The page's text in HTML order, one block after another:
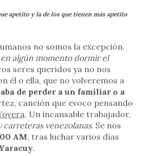
apetito y la de los que tienen más apetito
no somos la excepción.
algún momento dormir el
seres queridos ya no nos
él o ella, que no volveremos a
de perder a un familiar o a
canción que evoco pensando
. Un incansable trabajador,
carreteras venezolanas. Se nos
AM, tras luchar varios días
.